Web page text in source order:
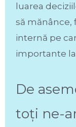
luarea
să mănânce,
internă pe
importante
De
toți ne-